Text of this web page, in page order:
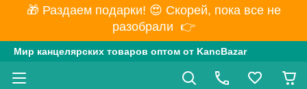
🎁 Раздаем подарки! 😍 Скорей, пока все не
разобрали 👉
Мир канцелярских товаров оптом от KancBazar